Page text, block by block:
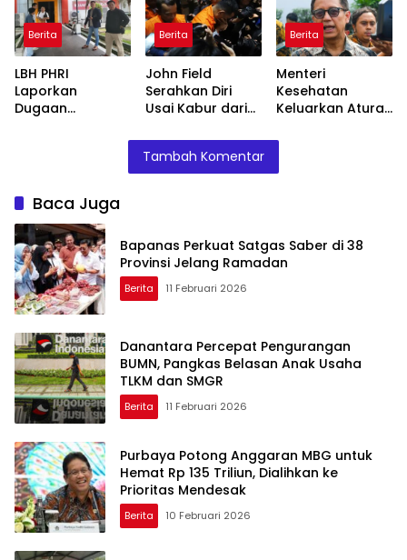
Usaha TLKM dan
SMGR
Prioritas
Mendesak
Berita
LBH PHRI
Laporkan
Dugaan
Berita
John Field
Serahkan Diri
Usai Kabur dari
Cukai
Berita
Menteri
Kesehatan
Keluarkan Aturan
Wabah
Tambah Komentar
Baca Juga
Bapanas Perkuat Satgas Saber di 38
Provinsi Jelang Ramadan
Berita 11 Februari 2026
Danantara Percepat Pengurangan
BUMN, Pangkas Belasan Anak Usaha
TLKM dan SMGR
Berita 11 Februari 2026
Purbaya Potong Anggaran MBG untuk
Hemat Rp 135 Triliun, Dialihkan ke
Prioritas Mendesak
Berita 10 Februari 2026